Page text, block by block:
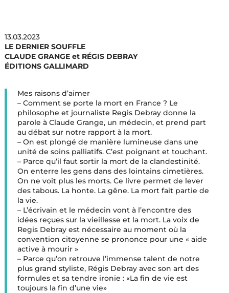
13.03.2023
LE DERNIER SOUFFLE
CLAUDE GRANGE et RÉGIS DEBRAY
ÉDITIONS GALLIMARD
Mes raisons d’aimer
– Comment se porte la mort en France ? Le
philosophe et journaliste Regis Debray donne la
parole à Claude Grange, un médecin, et prend part
au débat sur notre rapport à la mort.
– On est plongé de manière lumineuse dans une
unité de soins palliatifs. C’est poignant et touchant.
– Parce qu’il faut sortir la mort de la clandestinité.
On enterre les gens dans des lointains cimetières.
On ne voit plus les morts. Ce livre permet de lever
des tabous. La honte. La gêne. La mort fait partie de
la vie.
– L’écrivain et le médecin vont à l’encontre des
idées reçues sur la vieillesse et la mort. La voix de
Regis Debray est nécessaire au moment où la
convention citoyenne se prononce pour une « aide
active à mourir »
– Parce qu’on retrouve l’immense talent de notre
plus grand styliste, Régis Debray avec son art des
formules et sa tendre ironie : «La fin de vie est
toujours la fin d’une vie»